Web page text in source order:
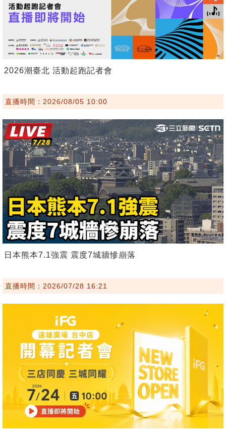
2026潮臺北 活動起跑記者會
直播時間：2026/08/05 10:00
日本熊本7.1強震 震度7城牆慘崩落
直播時間：2026/07/28 16:21